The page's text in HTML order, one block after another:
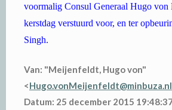
voormalig Consul Generaal Hugo von
kerstdag verstuurd voor, en ter
Singh.
Van: "Meijenfeldt, Hugo von"
<Hugo.vonMeijenfeldt@minbuza.nl
Datum: 25 december 2015